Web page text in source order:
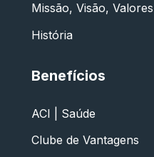
Missão, Visão, Valores
História
Benefícios
ACI | Saúde
Clube de Vantagens